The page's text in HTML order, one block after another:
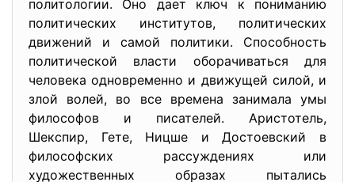
политологии. Оно дает ключ к пониманию
политических институтов, политических
движений и самой политики. Способность
политической власти оборачиваться для
человека одновременно и движущей силой, и
злой волей, во все времена занимала умы
философов и писателей. Аристотель,
Шекспир, Гете, Ницше и Достоевский в
философских рассуждениях или
художественных образах пытались